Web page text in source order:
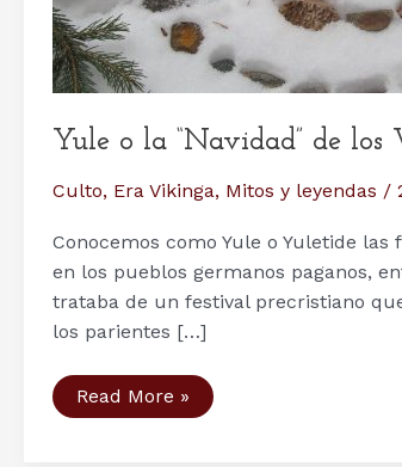
Yule o la “Navidad” de los
Culto, Era Vikinga, Mitos y leyendas /
Conocemos como Yule o Yuletide
en los pueblos germanos paganos,
trataba de un festival precristiano
los parientes […]
Yule
o
Read More »